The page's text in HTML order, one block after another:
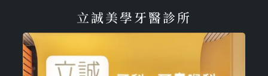
立誠美學牙醫診所